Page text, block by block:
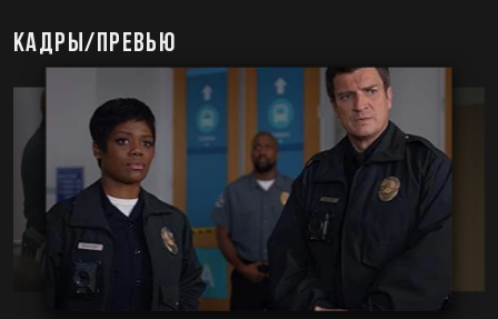
Кадры/превью